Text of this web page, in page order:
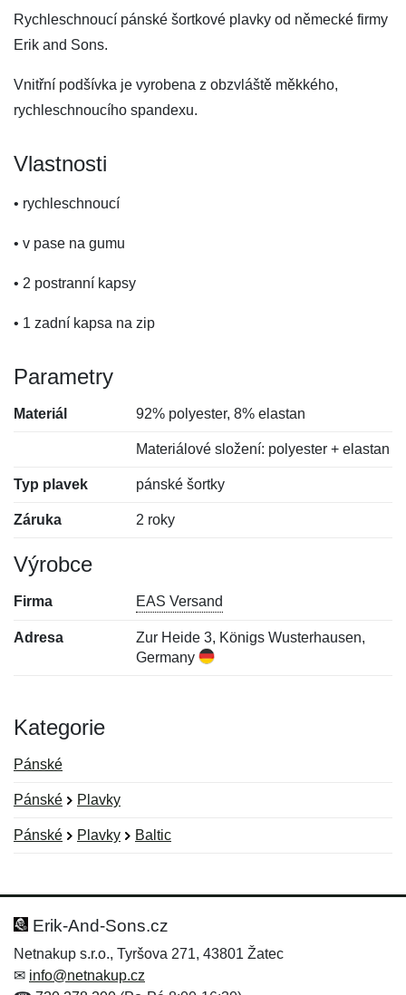
Rychleschnoucí pánské šortkové plavky od německé firmy
Erik and Sons.
Vnitřní podšívka je vyrobena z obzvláště měkkého,
rychleschnoucího spandexu.
Vlastnosti
• rychleschnoucí
• v pase na gumu
• 2 postranní kapsy
• 1 zadní kapsa na zip
Parametry
Materiál 92% polyester, 8% elastan
Materiálové složení: polyester + elastan
Typ plavek pánské šortky
Záruka 2 roky
Výrobce
Firma EAS Versand
Adresa
Zur Heide 3, Königs Wusterhausen,
Germany
Kategorie
Pánské
Pánské Plavky
Pánské Plavky Baltic
Hodnocení:
Jméno:
Erik-And-Sons.cz
Netnakup s.r.o., Tyršova 271, 43801 Žatec
✉ info@netnakup.cz